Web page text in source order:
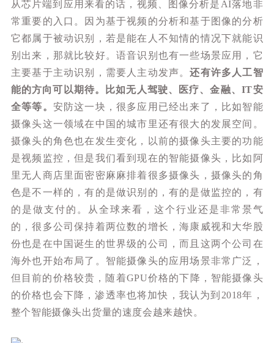
从芯片端到应用来看的话，视频、图像分析是AI落地非
常重要的入口。因为基于视频的分析和基于图像的分析
它都属于被动识别，若是能在人不知情的情况下就能识
别出来，那就比较好。语音识别也有一些场景应用，它
主要基于主动识别，需要人主动发声。还有许多人工智
能的方向可以期待。比如无人驾驶、医疗、金融、IT安
全等等。 安防这一块，很多应用已经出来了，比如智能
摄像头这一领域在中国的城市里还有很大的发展空间。
摄像头的角色也在发生变化，以前的摄像头主要的功能
是视频监控，但是我们看到现在的智能摄像头，比如阿
里无人商店里面密密麻麻排着很多摄像头，摄像头的角
色是不一样的，有的是做识别的，有的是做监控的，有
的是做支付的。从全球来看，这个行业还是非常景气
的，很多公司保持着两位数的增长，海康威视和大华股
份也是在中国诞生的世界级的公司，而且这两个公司在
海外也开始布局了。智能摄像头的应用场景非常广泛，
但目前的价格较贵，随着GPU价格的下降，智能摄像头
的价格也会下降，渗透率也将加快，我认为到2018年，
整个智能摄像头出货量的速度会越来越快。